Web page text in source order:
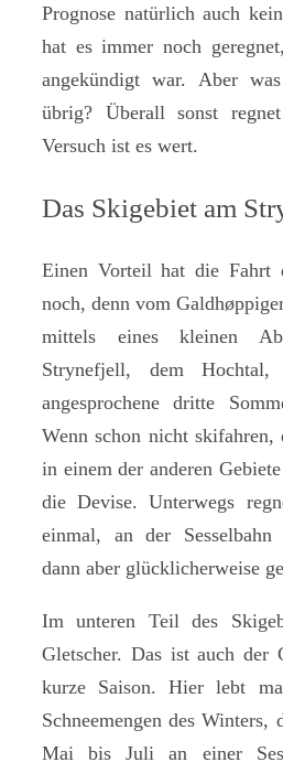
Prognose natürlich auch
hat es immer noch
angekündigt war. Aber
übrig? Überall sonst
Versuch ist es wert.
Das Skigebiet am
Einen Vorteil hat die Fahrt
noch, denn vom
mittels eines kleinen
Strynefjell, dem
angesprochene dritte
Wenn schon nicht skifahren,
in einem der anderen
die Devise. Unterwegs
einmal, an der Sesselbahn
dann aber glücklicherweise
Im unteren Teil des
Gletscher. Das ist auch
kurze Saison. Hier lebt
Schneemengen des
Mai bis Juli an einer